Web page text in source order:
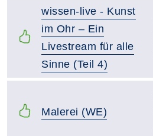
wissen-live - Kunst
im Ohr – Ein
Livestream für alle
Sinne (Teil 4)
Malerei (WE)